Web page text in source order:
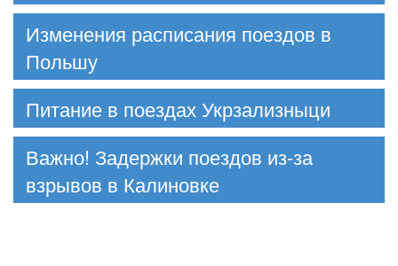
Изменения расписания поездов в
Польшу
Питание в поездах Укрзализныци
Важно! Задержки поездов из-за
взрывов в Калиновке